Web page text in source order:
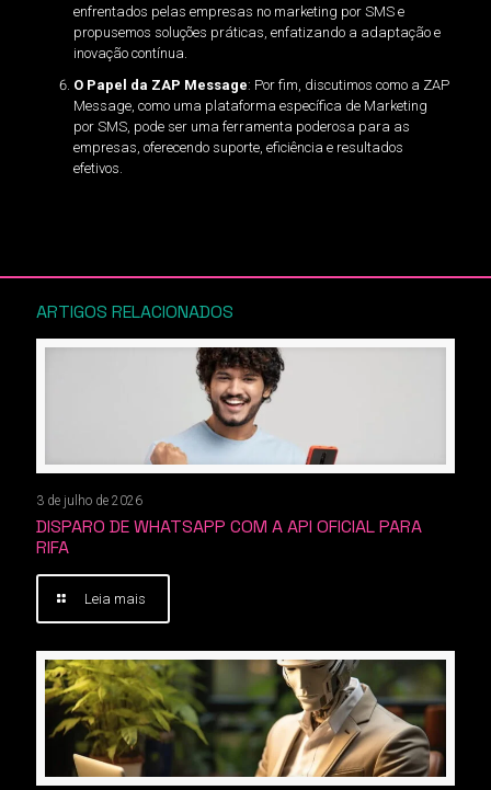
enfrentados pelas empresas no marketing por SMS e
propusemos soluções práticas, enfatizando a adaptação e
inovação contínua.
O Papel da ZAP Message: Por fim, discutimos como a ZAP
Message, como uma plataforma específica de Marketing
por SMS, pode ser uma ferramenta poderosa para as
empresas, oferecendo suporte, eficiência e resultados
efetivos.
ARTIGOS RELACIONADOS
3 de julho de 2026
DISPARO DE WHATSAPP COM A API OFICIAL PARA
RIFA
Leia mais